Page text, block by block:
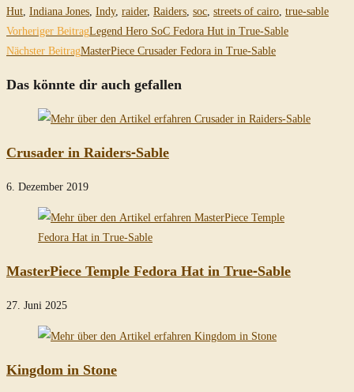
Hut, Indiana Jones, Indy, raider, Raiders, soc, streets of cairo, true-sable
Weitere
Artikel
ansehen
Vorheriger BeitragLegend Hero SoC Fedora Hut in True-Sable
Nächster BeitragMasterPiece Crusader Fedora in True-Sable
Das könnte dir auch gefallen
Crusader in Raiders-Sable
6. Dezember 2019
MasterPiece Temple Fedora Hat in True-Sable
27. Juni 2025
Kingdom in Stone